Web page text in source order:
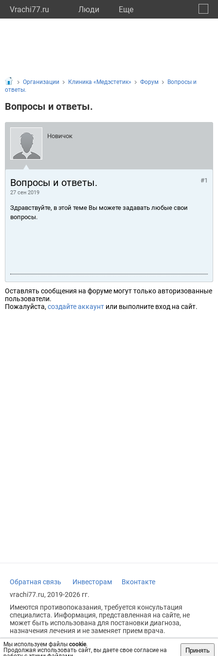
Vrachi77.ru Люди Eще
Мы используем файлы cookie.
Продолжая использовать сайт, вы даете свое согласие на
Принять
Организации Клиника «Медэстетик» Форум
Вопросы и
ответы.
Вопросы и ответы.
Новичок
Вопросы и ответы.
27 сен 2019
#1
Здравствуйте, в этой теме Вы можете задавать любые свои
вопросы.
Оставлять сообщения на форуме могут только авторизованные
пользователи.
Пожалуйста, создайте аккаунт или выполните вход на сайт.
Обратная связь Инвесторам
Вконтакте
vrachi77.ru, 2019-2026 гг.
Имеются противопоказания, требуется консультация
специалиста. Информация, представленная на сайте, не
может быть использована для постановки диагноза,
назначения лечения и не заменяет прием врача.
Возрастное ограничение: 18+